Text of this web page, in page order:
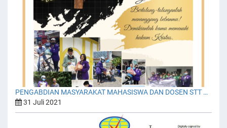
PENGABDIAN MASYARAKAT MAHASISWA DAN DOSEN STT MISI WILLIAM CAREY TAHUN 2021
31 Juli 2021